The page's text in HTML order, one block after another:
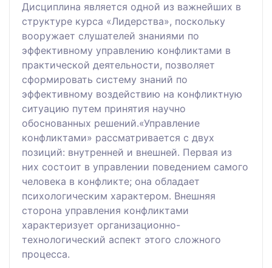
Дисциплина является одной из важнейших в
структуре курса «Лидерства», поскольку
вооружает слушателей знаниями по
эффективному управлению конфликтами в
практической деятельности, позволяет
сформировать систему знаний по
эффективному воздействию на конфликтную
ситуацию путем принятия научно
обоснованных решений.«Управление
конфликтами» рассматривается с двух
позиций: внутренней и внешней. Первая из
них состоит в управлении поведением самого
человека в конфликте; она обладает
психологическим характером. Внешняя
сторона управления конфликтами
характеризует организационно-
технологический аспект этого сложного
процесса.